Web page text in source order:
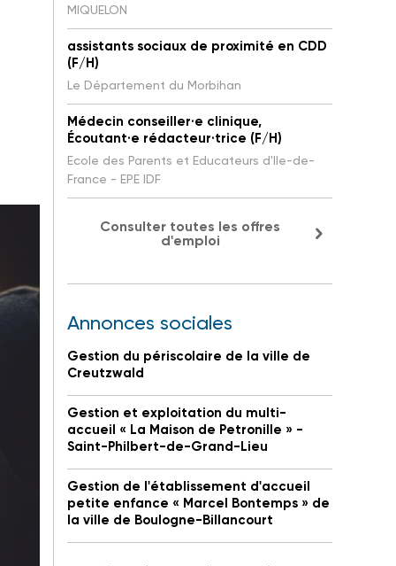
MIQUELON
assistants sociaux de proximité en CDD
(F/H)
Le Département du Morbihan
Médecin conseiller·e clinique,
Écoutant·e rédacteur·trice (F/H)
Ecole des Parents et Educateurs d'Ile-de-
France - EPE IDF
Consulter toutes les offres
d'emploi
Annonces sociales
Gestion du périscolaire de la ville de
Creutzwald
Gestion et exploitation du multi-
accueil « La Maison de Petronille » -
Saint-Philbert-de-Grand-Lieu
Gestion de l'établissement d'accueil
petite enfance « Marcel Bontemps » de
la ville de Boulogne-Billancourt